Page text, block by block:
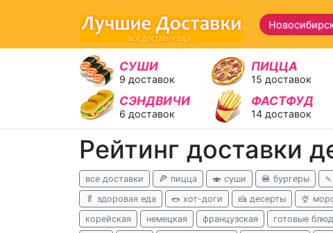
СУШИ
9 доставок
ПИЦЦА
15 доставок
СЭНДВИЧИ
6 доставок
ФАСТФУД
14 доставок
Рейтинг доставки
все доставки 🍕 пицца 🍣 суши 🍔 бургеры
🥬 здоровая еда
🌭 хот-доги 🍰 десерты 🍨
корейская
немецкая французская готовые